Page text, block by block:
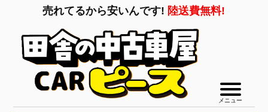
売れてるから安いんです! 陸送費無料!
メニュー